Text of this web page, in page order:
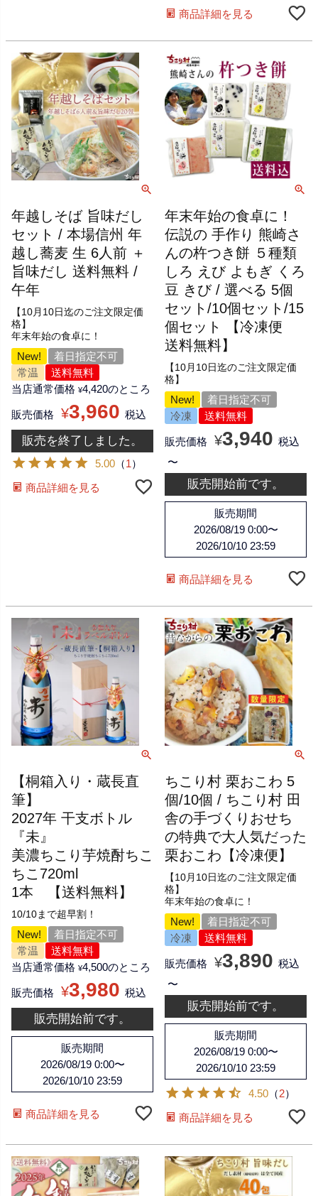
商品詳細を見る
【10月10日迄のご注文限定価
格】
年末年始の食卓に！
年越しそば 旨味だし
セット / 本場信州 年
越し蕎麦 生 6人前 ＋
旨味だし 送料無料 /
午年
New!
着日指定不可
常温
送料無料
当店通常価格 ¥4,420のところ
販売価格 ¥3,960 税込
販売を終了しました。
5.00 （1）
商品詳細を見る
【10月10日迄のご注文限定価
格】
年末年始の食卓に！
伝説の 手作り 熊崎さ
んの杵つき餅 ５種類
しろ えび よもぎ くろ
豆 きび / 選べる 5個
セット/10個セット/15
個セット 【冷凍便
送料無料】
New!
着日指定不可
冷凍
送料無料
販売価格 ¥3,940 税込
〜
販売開始前です。
販売期間
2026/08/19 0:00〜
2026/10/10 23:59
商品詳細を見る
10/10まで超早割！
【桐箱入り・蔵長直
筆】
2027年 干支ボトル
『未』
美濃ちこり芋焼酎ちこ
ちこ720ml
1本 【送料無料】
New!
着日指定不可
常温
送料無料
当店通常価格 ¥4,500のところ
販売価格 ¥3,980 税込
販売開始前です。
販売期間
2026/08/19 0:00〜
2026/10/10 23:59
商品詳細を見る
【10月10日迄のご注文限定価
格】
年末年始の食卓に！
ちこり村 栗おこわ 5
個/10個 / ちこり村 田
舎の手づくりおせち
の特典で大人気だった
栗おこわ【冷凍便】
New!
着日指定不可
冷凍
送料無料
販売価格 ¥3,890 税込
〜
販売開始前です。
販売期間
2026/08/19 0:00〜
2026/10/10 23:59
4.50 （2）
商品詳細を見る